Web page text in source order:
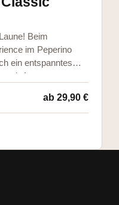
Beim
im Peperino
ein entspanntes
mit An
ab 29,90 €